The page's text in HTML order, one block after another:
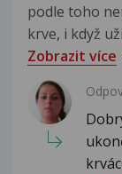
podle toho
krve, i když
Zobrazit více